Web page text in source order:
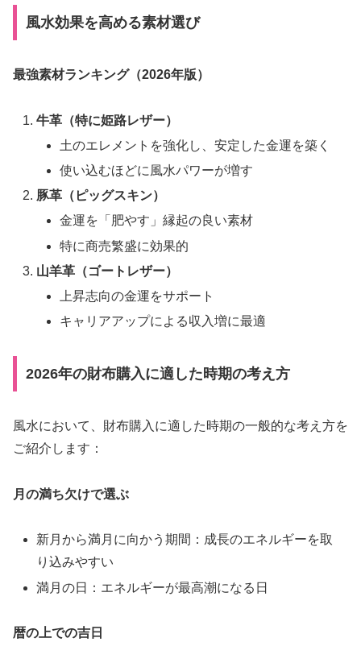
風水効果を高める素材選び
最強素材ランキング（2026年版）
牛革（特に姫路レザー）
土のエレメントを強化し、安定した金運を築く
使い込むほどに風水パワーが増す
豚革（ピッグスキン）
金運を「肥やす」縁起の良い素材
特に商売繁盛に効果的
山羊革（ゴートレザー）
上昇志向の金運をサポート
キャリアアップによる収入増に最適
2026年の財布購入に適した時期の考え方
風水において、財布購入に適した時期の一般的な考え方を
ご紹介します：
月の満ち欠けで選ぶ
新月から満月に向かう期間：成長のエネルギーを取
り込みやすい
満月の日：エネルギーが最高潮になる日
暦の上での吉日